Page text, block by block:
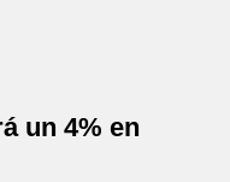
un 4% en